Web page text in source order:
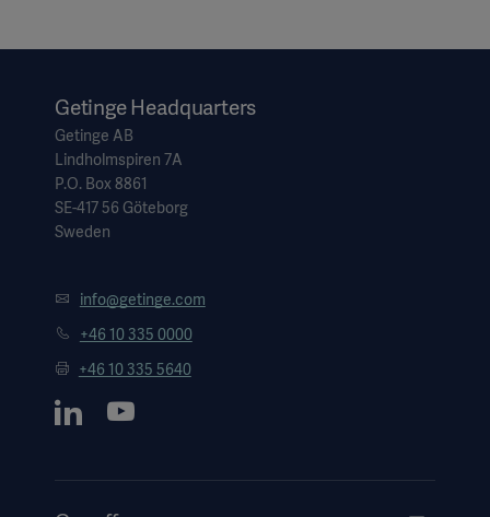
Getinge Headquarters
Getinge AB
Lindholmspiren 7A
P.O. Box 8861
SE-417 56 Göteborg
Sweden
info@getinge.com
+46 10 335 0000
+46 10 335 5640